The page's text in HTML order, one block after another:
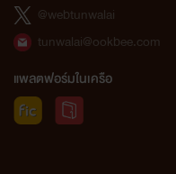
@webtunwalai
tunwalai@ookbee.com
แพลตฟอร์มในเครือ